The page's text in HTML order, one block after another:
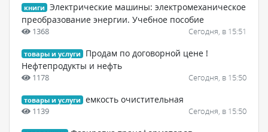
книги
Электрические машины: электромеханическое
преобразование энергии. Учебное пособие
1368 Сегодня, в 15:51
товары и услуги
Продам по договорной цене !
Нефтепродукты и нефть
1178 Сегодня, в 15:50
товары и услуги емкость очистительная
1139 Сегодня, в 15:50